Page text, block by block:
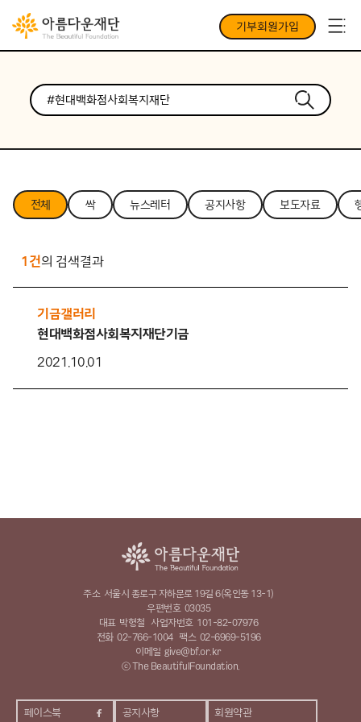
기부회원가입
전체 싹 뉴스레터 공지사항 보도자료
1건의 검색결과
기금갤러리
현대백화점사회복지재단기금
2021.10.01
페이스북 공지사항 회원약관
주소 서울시 종로구 자하문로 19길 6(옥인동 13-1)
우편번호 03035
대표 박형철 사업자번호 101-82-07976
전화 02-766-1004 팩스 02-6969-5196
이메일 give@bf.or.kr
ⓒ The BeautifulFoundation.